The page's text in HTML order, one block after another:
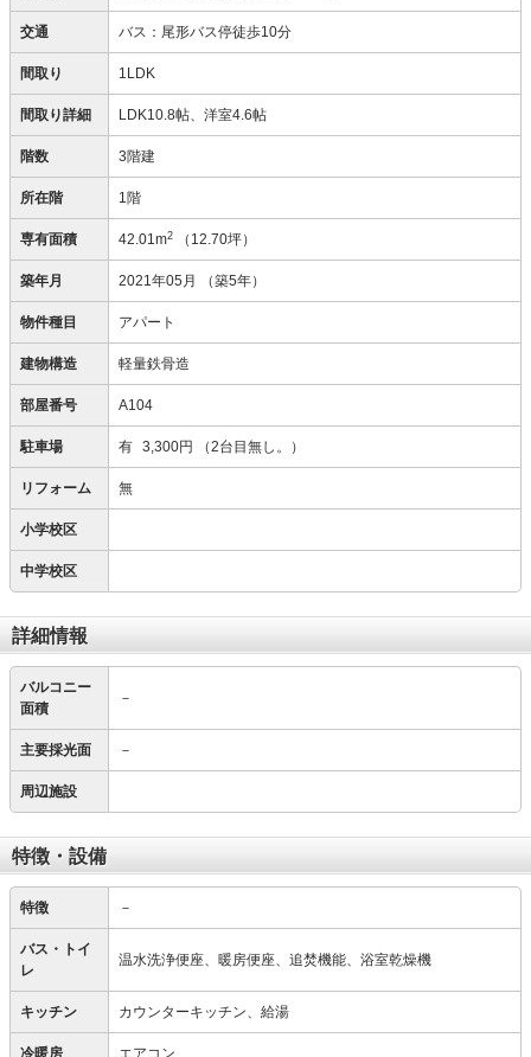
交通 バス：尾形バス停徒歩10分
間取り 1LDK
間取り詳細 LDK10.8帖、洋室4.6帖
階数 3階建
所在階 1階
専有面積 42.01m2 （12.70坪）
築年月 2021年05月 （築5年）
物件種目 アパート
建物構造 軽量鉄骨造
部屋番号 A104
駐車場 有 3,300円 （2台目無し。）
リフォーム 無
小学校区
中学校区
詳細情報
バルコニー
面積
－
主要採光面 －
周辺施設
特徴・設備
特徴 －
バス・トイ
レ
温水洗浄便座、暖房便座、追焚機能、浴室乾燥機
キッチン カウンターキッチン、給湯
冷暖房 エアコン